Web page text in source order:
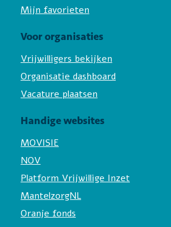
Mijn favorieten
Voor organisaties
Vrijwilligers bekijken
Organisatie dashboard
Vacature plaatsen
Handige websites
MOVISIE
NOV
Platform Vrijwillige Inzet
MantelzorgNL
Oranje fonds